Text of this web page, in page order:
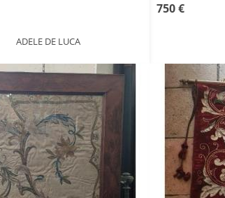
ADELE DE LUCA
750 €